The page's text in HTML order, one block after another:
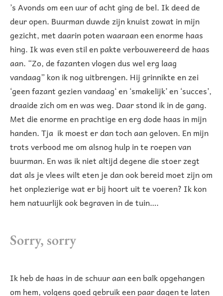
’s Avonds om een uur of acht ging de bel. Ik deed de
deur open. Buurman duwde zijn knuist zowat in mijn
gezicht, met daarin poten waaraan een enorme haas
hing. Ik was even stil en pakte verbouwereerd de haas
aan. “Zo, de fazanten vlogen dus wel erg laag
vandaag” kon ik nog uitbrengen. Hij grinnikte en zei
‘geen fazant gezien vandaag‘ en ‘smakelijk’ en ‘succes’,
draaide zich om en was weg. Daar stond ik in de gang.
Met die enorme en prachtige en erg dode haas in mijn
handen. Tja ik moest er dan toch aan geloven. En mijn
trots verbood me om alsnog hulp in te roepen van
buurman. En was ik niet altijd degene die stoer zegt
dat als je vlees wilt eten je dan ook bereid moet zijn om
het onplezierige wat er bij hoort uit te voeren? Ik kon
hem natuurlijk ook begraven in de tuin….
Sorry, sorry
Ik heb de haas in de schuur aan een balk opgehangen
om hem, volgens goed gebruik een paar dagen te laten